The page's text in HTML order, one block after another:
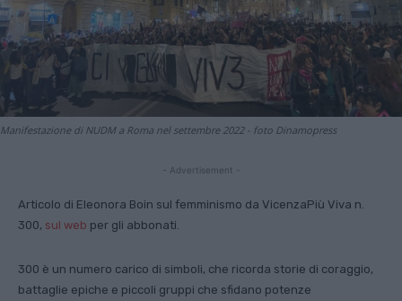
Manifestazione di NUDM a Roma nel settembre 2022 - foto Dinamopress
- Advertisement -
Articolo di Eleonora Boin sul femminismo da VicenzaPiù Viva n.
300, sul web per gli abbonati.
300 è un numero carico di simboli, che ricorda storie di coraggio,
battaglie epiche e piccoli gruppi che sfidano potenze